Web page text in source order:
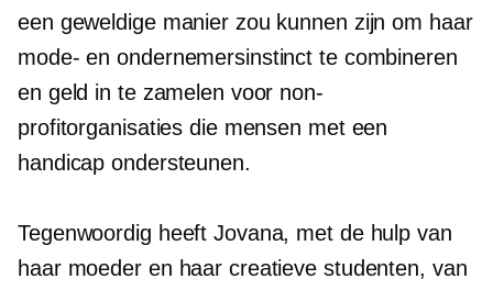
een geweldige manier zou kunnen zijn om haar
mode- en ondernemersinstinct te combineren
en geld in te zamelen voor non-
profitorganisaties die mensen met een
handicap ondersteunen.
Tegenwoordig heeft Jovana, met de hulp van
haar moeder en haar creatieve studenten, van